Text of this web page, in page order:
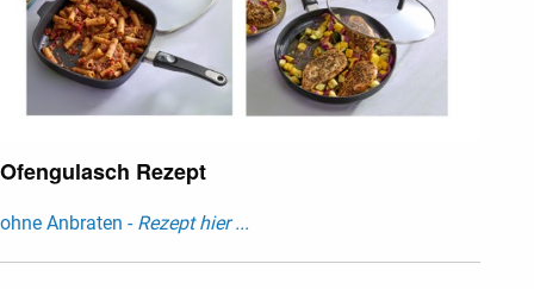
Ofengulasch Rezept
ohne Anbraten - Rezept hier ...